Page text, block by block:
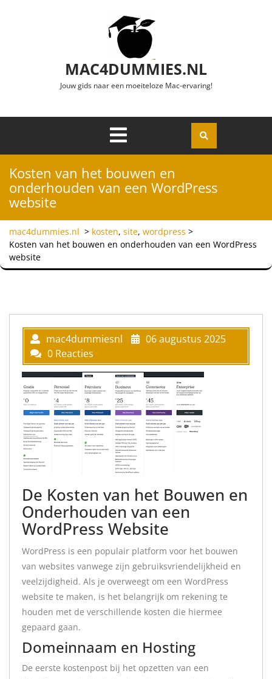
MAC4DUMMIES.NL
Jouw gids naar een moeiteloze Mac-ervaring!
Openen
Kosten van het bouwen en
onderhouden van een WordPress
website
mac4dummies.nl > kosten, site, wordpress >
Kosten van het bouwen en onderhouden van een WordPress
website
mac4dummiesnl
06 augustus 2025
0 Reacties
De Kosten van het Bouwen en
Onderhouden van een
WordPress Website
WordPress is een populair platform voor het bouwen
van websites vanwege zijn gebruiksvriendelijkheid en
veelzijdigheid. Als je overweegt om een WordPress
website te maken, is het belangrijk om rekening te
houden met de verschillende kosten die hiermee
gepaard gaan.
Domeinnaam en Hosting
De eerste kostenpost bij het opzetten van een